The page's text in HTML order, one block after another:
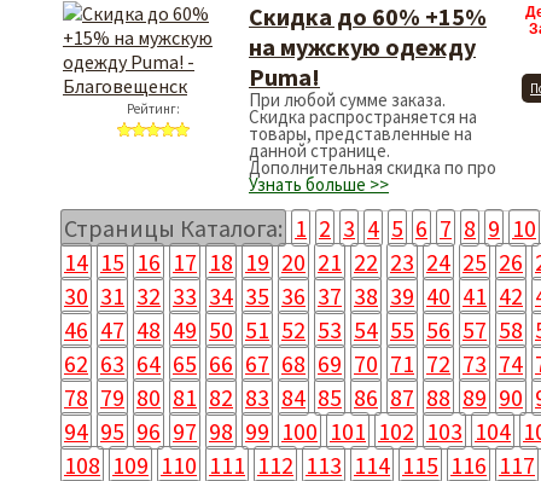
Рейтинг:
Скидка до 60% +15%
на мужскую одежду
Puma!
При любой сумме заказа.
Скидка распространяется на
товары, представленные на
данной странице.
Дополнительная скидка по про
Узнать больше >>
Страницы Каталога: 1 2 3 4 5 6 7 8 9 10
14 15 16 17 18 19 20 21 22 23 24 25 26
30 31 32 33 34 35 36 37 38 39 40 41 42
46 47 48 49 50 51 52 53 54 55 56 57 58
62 63 64 65 66 67 68 69 70 71 72 73 74
78 79 80 81 82 83 84 85 86 87 88 89 90
94 95 96 97 98 99 100 101 102 103 104
108 109 110 111 112 113 114 115 116 117